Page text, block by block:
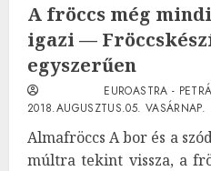
A fröccs még
igazi —
egyszerűen
EUROASTRA -
2018.AUGUSZTUS.05. VASÁRNAP.
Almafröccs A bor és a
múltra tekint vissza, a